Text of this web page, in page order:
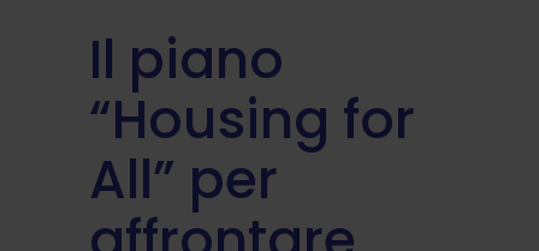
Il piano
“Housing for
All” per